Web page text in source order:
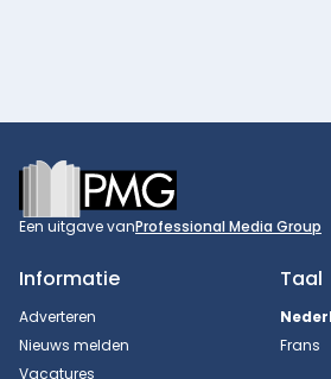
Footer
Een uitgave vanProfessional Media Group
Informatie
Adverteren
Nieuws melden
Vacatures
Taal
Frans